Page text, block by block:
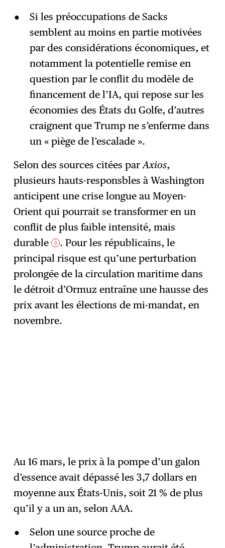
Si les préoccupations de Sacks
semblent au moins en partie motivées
par des considérations économiques, et
notamment la potentielle remise en
question par le conflit du modèle de
financement de l’IA, qui repose sur les
économies des États du Golfe, d’autres
craignent que Trump ne s’enferme dans
un « piège de l’escalade ».
Selon des sources citées parAxios,
plusieurs hauts-responsbles à Washington
anticipent une crise longue au Moyen-
Orient qui pourrait se transformer en un
conflit de plus faible intensité, mais
durable 2 . Pour les républicains, le
principal risque est qu’une perturbation
prolongée de la circulation maritime dans
le détroit d’Ormuz entraîne une hausse des
prix avant les élections de mi-mandat, en
novembre.
Au 16 mars, le prix à la pompe d’un galon
d’essence avait dépassé les 3,7 dollars en
moyenne aux États-Unis, soit 21 % de plus
qu’il y a un an, selon AAA.
Selon une source proche de